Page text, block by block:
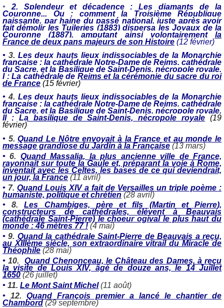
• 2. Splendeur et décadence : Les diamants de la
Couronne... Ou : comment la Troisième République
naissante, par haine du passé national, juste après avoir
fait démolir les Tuileries (1883) dispersa les Joyaux de la
Couronne (1887), amputant ainsi volontairement la
France de deux pans majeurs de son Histoire (12 février)
• 3. Les deux hauts lieux indissociables de la Monarchie
française : la cathédrale Notre-Dame de Reims, cathédrale
du Sacre, et la Basilique de Saint-Denis, nécropole royale.
I : La cathédrale de Reims et la cérémonie du sacre du roi
de France (15 février)
• 4. Les deux hauts lieux indissociables de la Monarchie
française : la cathédrale Notre-Dame de Reims, cathédrale
du Sacre, et la Basilique de Saint-Denis, nécropole royale.
II : La basilique de Saint-Denis, nécropole royale (19
février)
• 5. Quand Le Nôtre envoyait à la France et au monde le
message grandiose du Jardin à la Française (13 mars)
• 6. Quand Massalia, la plus ancienne ville de France,
rayonnait sur toute la Gaule et, préparant la voie à Rome,
inventait avec les Celtes, les bases de ce qui deviendrait,
un jour, la France (11 avril)
• 7. Quand Louis XIV a fait de Versailles un triple poème :
humaniste, politique et chrétien (28 avril)
•
8.
Les Chambiges, père et fils (Martin et Pierre),
constructeurs de cathédrales, élèvent à Beauvais
(cathédrale Saint-Pierre) le choeur ogival le plus haut du
monde : 46 mètres 77 ! (4 mai)
• 9. Quand la cathédrale Saint-Pierre de Beauvais a reçu,
au XIIIème siècle, son extraordinaire vitrail du Miracle de
Théophile (28 mai)
• 10.
Quand Chenonceau, le Château des Dames, à reçu
la visite de Louis XIV, âgé de douze ans, le 14 Juillet
1650 (26 juillet)
• 11. Le Mont Saint Michel (11 août)
• 12.
Quand François premier a lancé le chantier de
Chambord (29 septembre)